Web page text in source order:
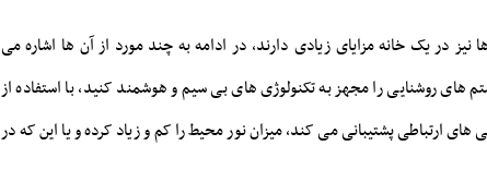
نیز در یک خانه مزایای زیادی دارند، در ادامه به چند مورد از آن ها اشاره می
های روشنایی را مجهز به تکنولوژی های بی سیم و هوشمند کنید، با استفاده از
ارتباطی پشتیبانی می کند، میزان نور محیط را کم و زیاد کرده و یا این که در